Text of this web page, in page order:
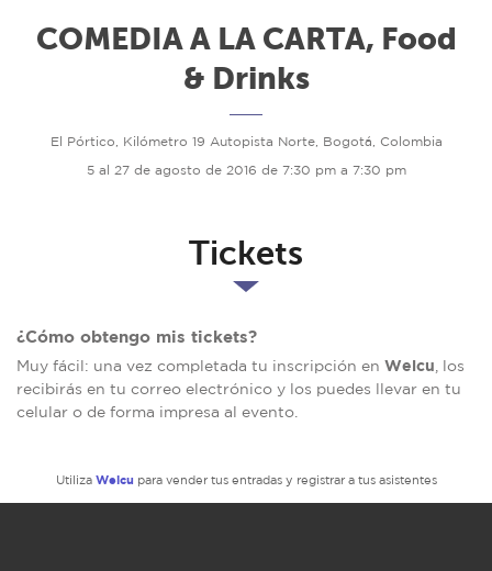
COMEDIA A LA CARTA, Food
& Drinks
El Pórtico, Kilómetro 19 Autopista Norte, Bogotá, Colombia
5 al 27 de agosto de 2016 de 7:30 pm a 7:30 pm
Tickets
¿Cómo obtengo mis tickets?
Muy fácil: una vez completada tu inscripción en Welcu , los
recibirás en tu correo electrónico y los puedes llevar en tu
celular o de forma impresa al evento.
Utiliza Welcu para vender tus entradas y registrar a tus asistentes